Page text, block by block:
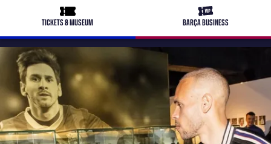
ticket-full
TICKETS & MUSEUM
ticket-vip
BARÇA BUSINESS
plusicon
label.aria.plus
PLUSICON
LABEL.ARIA.PLUS
トップチーム